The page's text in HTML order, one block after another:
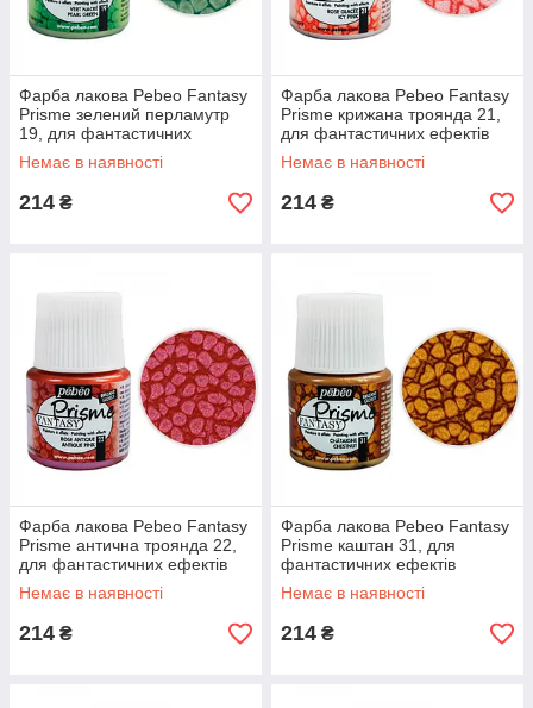
Фарба лакова Pebeo Fantasy
Prisme зелений перламутр
19, для фантастичних
ефектів
Немає в наявності
214 ₴
Фарба лакова Pebeo Fantasy
Prisme крижана троянда 21,
для фантастичних ефектів
Немає в наявності
214 ₴
Фарба лакова Pebeo Fantasy
Prisme антична троянда 22,
для фантастичних ефектів
Немає в наявності
214 ₴
Фарба лакова Pebeo Fantasy
Prisme каштан 31, для
фантастичних ефектів
Немає в наявності
214 ₴